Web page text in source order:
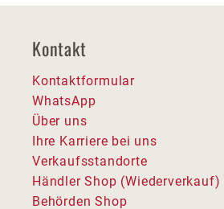
Kontakt
Kontaktformular
WhatsApp
Über uns
Ihre Karriere bei uns
Verkaufsstandorte
Händler Shop (Wiederverkauf)
Behörden Shop